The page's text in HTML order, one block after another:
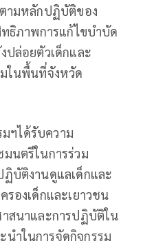
ามหลักปฏิบัติของ
ธิภาพการแก้ไขบำบัด
ล่อยตัวเด็กและ
ในพื้นที่จังหวัด
มฯได้รับความ
นตรีในการร่วม
บัติงานดูแลเด็กและ
องเด็กและเยาวชน
สนาและการปฏิบัติใน
ำในการจัดกิจกรรม